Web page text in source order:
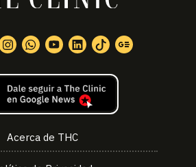
Acerca de THC